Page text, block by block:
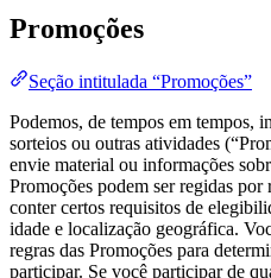
Promoções
Seção intitulada “Promoções”
Podemos, de tempos em tempos,
sorteios ou outras atividades
envie material ou informações
Promoções podem ser regidas por
conter certos requisitos de
idade e localização geográfica.
regras das Promoções para
participar. Se você participar de